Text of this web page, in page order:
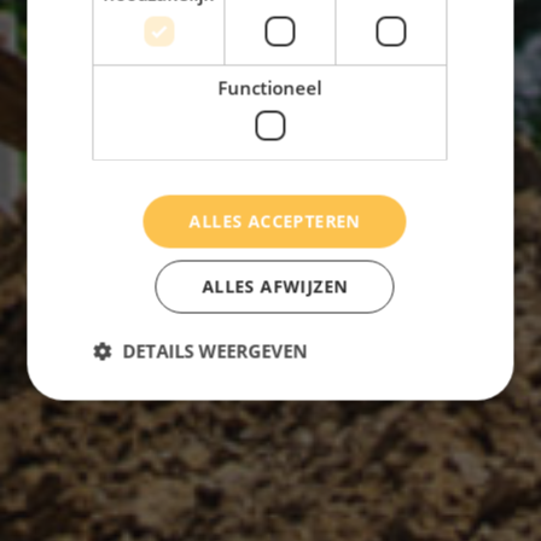
Functioneel
ALLES ACCEPTEREN
ALLES AFWIJZEN
DETAILS WEERGEVEN